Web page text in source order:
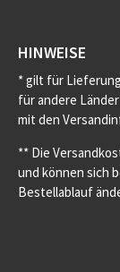
HINWEISE
* gilt für
für andere
mit den
** Die
und können sich
Bestellablauf